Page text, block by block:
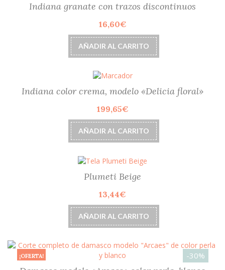
Indiana granate con trazos discontinuos
16,60€
AÑADIR AL CARRITO
Indiana color crema, modelo «Delicia floral»
199,65€
AÑADIR AL CARRITO
Plumeti Beige
13,44€
AÑADIR AL CARRITO
-30%
¡OFERTA!